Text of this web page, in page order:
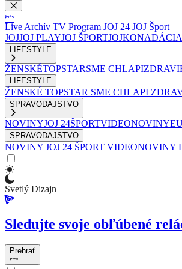
Live Archív TV Program JOJ 24 JOJ Šport
JOJJOJ PLAYJOJ ŠPORTJOJKO
LIFESTYLE
ŽENSKÉTOPSTARSME CHLAPI
LIFESTYLE
ŽENSKÉ TOPSTAR SME CHLAPI
SPRAVODAJSTVO
NOVINYJOJ 24ŠPORTVIDEONOVINY
SPRAVODAJSTVO
NOVINY JOJ 24 ŠPORT VIDEONOVINY
Svetlý Dizajn
Sledujte svoje obľúbené
Prehrať